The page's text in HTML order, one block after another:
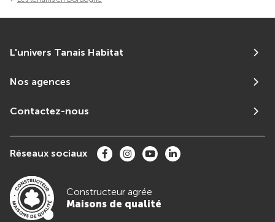
L'univers Tanais Habitat
Nos agences
Contactez-nous
Réseaux sociaux
Constructeur agrée
Maisons de qualité